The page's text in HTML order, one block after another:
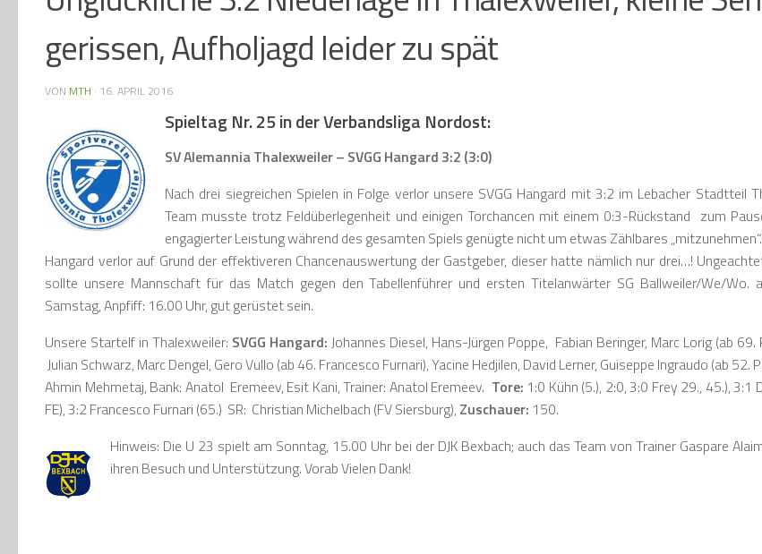
gerissen, Aufholjagd leider zu spät
VON MTH · 16. APRIL 2016
Spieltag Nr. 25 in der Verbandsliga Nordost:
SV Alemannia Thalexweiler – SVGG Hangard 3:2 (3:0)
Nach drei siegreichen Spielen in Folge verlor unsere SVGG Hangard mit 3:2 im Lebacher Stadtteil
Team musste trotz Feldüberlegenheit und einigen Torchancen mit einem 0:3-Rückstand zum
engagierter Leistung während des gesamten Spiels genügte nicht um etwas Zählbares „mitzunehmen“.
Hangard verlor auf Grund der effektiveren Chancenauswertung der Gastgeber, dieser hatte nämlich nur drei…!
sollte unsere Mannschaft für das Match gegen den Tabellenführer und ersten Titelanwärter SG Ballweiler/We/Wo.
Samstag, Anpfiff: 16.00 Uhr, gut gerüstet sein.
Unsere Startelf in Thalexweiler: SVGG Hangard: Johannes Diesel, Hans-Jürgen Poppe, Fabian Beringer, Marc Lorig (ab
Julian Schwarz, Marc Dengel, Gero Vullo (ab 46. Francesco Furnari), Yacine Hedjilen, David Lerner, Guiseppe Ingraudo (ab 52.
Ahmin Mehmetaj, Bank: Anatol Eremeev, Esit Kani, Trainer: Anatol Eremeev. Tore: 1:0 Kühn (5.), 2:0, 3:0 Frey 29., 45.), 3:1
FE), 3:2 Francesco Furnari (65.) SR: Christian Michelbach (FV Siersburg),Zuschauer: 150.
Hinweis: Die U 23 spielt am Sonntag, 15.00 Uhr bei der DJK Bexbach; auch das Team von Trainer Gaspare
ihren Besuch und Unterstützung. Vorab Vielen Dank!